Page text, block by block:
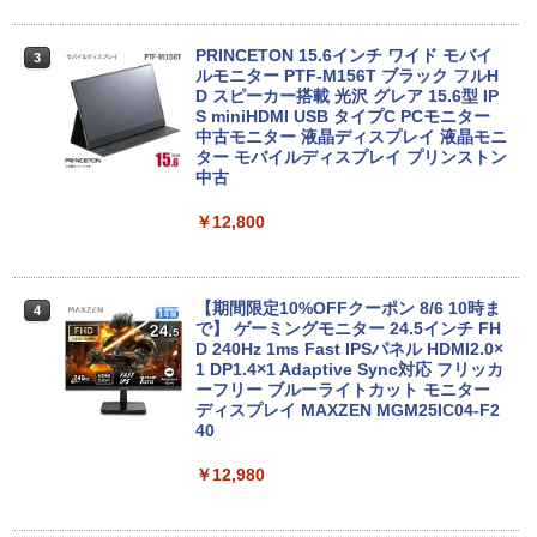
ノートパソコン 最新 Windows11 15.6型
NEC VersaPro 第七世代 Corei3 メモリ4
GB SSD128GB 無線LAN HDMI Bluetoo
th USB3.0 SDカード Office バーサプロ
ノートPC パソコン 中古パソコン 中古PC
Win11 オフィス 中古 格安
￥8,980
4
中古ノートパソコン パナソニック Let's
note SV7 第8世代 Core i5 Windows11
Pro WPS Office 2024付き メモリ8GB S
SD256GB/1TB選択可 12型 無線LAN HD
MI 軽量 モバイル ビジネス 在宅勤務 学生
向け
hp ProDesk 600 G5 SFF Core i5-8500
3GHz 8GB 256GB(SSD) DisplayPort x
2/アナログRGB出力 DVD+-RW Window
s11 Pro 64bit 【中古】【20260304】
e i5-10400T/メモリ8GB(DDR4)/M.2 SS
D256GB/Win11Pro 64bit】中古/送料無
料 ※沖縄・離島を除く
￥33,000
【期間限定P15倍+最大10%OFFクーポ
3
PRINCETON 15.6インチ ワイド モバイ
ルモニター PTF-M156T ブラック フルH
D スピーカー搭載 光沢 グレア 15.6型 IP
S miniHDMI USB タイプC PCモニター
中古モニター 液晶ディスプレイ 液晶モニ
ター モバイルディスプレイ プリンストン
中古
￥12,800
4
【期間限定10%OFFクーポン 8/6 10時ま
で】 ゲーミングモニター 24.5インチ FH
D 240Hz 1ms Fast IPSパネル HDMI2.0×
1 DP1.4×1 Adaptive Sync対応 フリッカ
ーフリー ブルーライトカット モニター
ディスプレイ MAXZEN MGM25IC04-F2
40
￥12,980